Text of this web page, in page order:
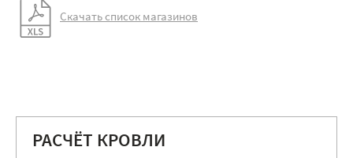
Скачать список магазинов
РАСЧЁТ КРОВЛИ